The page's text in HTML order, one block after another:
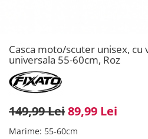
Casca moto/scuter unisex, cu
universala 55-60cm, Roz
149,99 Lei89,99 Lei
Marime: 55-60cm